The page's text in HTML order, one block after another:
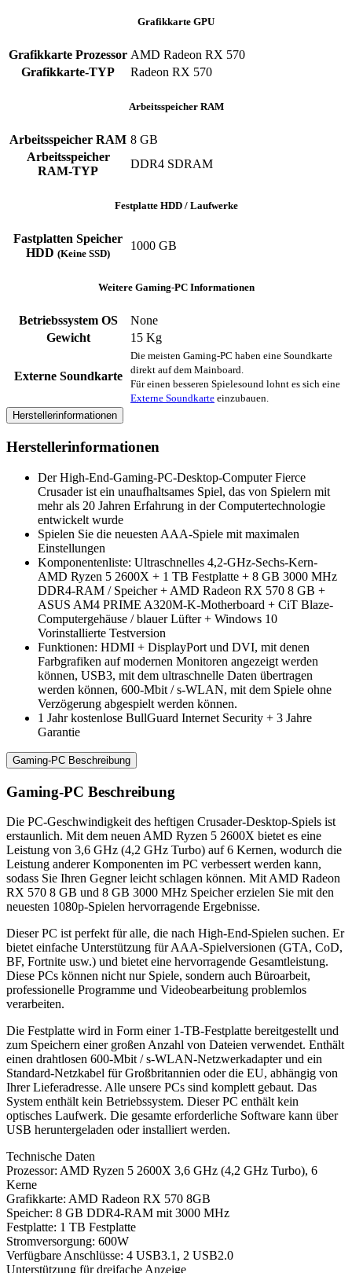
Grafikkarte GPU
Grafikkarte Prozessor AMD Radeon RX 570
Grafikkarte-TYP
Radeon RX 570
Arbeitsspeicher RAM
Arbeitsspeicher RAM 8 GB
Arbeitsspeicher
RAM-TYP
DDR4 SDRAM
Festplatte HDD / Laufwerke
Fastplatten Speicher
HDD (Keine SSD)
1000 GB
Weitere Gaming-PC Informationen
Betriebssystem OS
None
Gewicht
15 Kg
Externe Soundkarte
Die meisten Gaming-PC haben eine Soundkarte
direkt auf dem Mainboard.
Für einen besseren Spielesound lohnt es sich eine
Externe Soundkarte einzubauen.
Herstellerinformationen
Herstellerinformationen
Der High-End-Gaming-PC-Desktop-Computer Fierce
Crusader ist ein unaufhaltsames Spiel, das von Spielern mit
mehr als 20 Jahren Erfahrung in der Computertechnologie
entwickelt wurde
Spielen Sie die neuesten AAA-Spiele mit maximalen
Einstellungen
Komponentenliste: Ultraschnelles 4,2-GHz-Sechs-Kern-
AMD Ryzen 5 2600X + 1 TB Festplatte + 8 GB 3000 MHz
DDR4-RAM / Speicher + AMD Radeon RX 570 8 GB +
ASUS AM4 PRIME A320M-K-Motherboard + CiT Blaze-
Computergehäuse / blauer Lüfter + Windows 10
Vorinstallierte Testversion
Funktionen: HDMI + DisplayPort und DVI, mit denen
Farbgrafiken auf modernen Monitoren angezeigt werden
können, USB3, mit dem ultraschnelle Daten übertragen
werden können, 600-Mbit / s-WLAN, mit dem Spiele ohne
Verzögerung abgespielt werden können.
1 Jahr kostenlose BullGuard Internet Security + 3 Jahre
Garantie
Gaming-PC Beschreibung
Gaming-PC Beschreibung
Die PC-Geschwindigkeit des heftigen Crusader-Desktop-Spiels ist
erstaunlich. Mit dem neuen AMD Ryzen 5 2600X bietet es eine
Leistung von 3,6 GHz (4,2 GHz Turbo) auf 6 Kernen, wodurch die
Leistung anderer Komponenten im PC verbessert werden kann,
sodass Sie Ihren Gegner leicht schlagen können. Mit AMD Radeon
RX 570 8 GB und 8 GB 3000 MHz Speicher erzielen Sie mit den
neuesten 1080p-Spielen hervorragende Ergebnisse.
Dieser PC ist perfekt für alle, die nach High-End-Spielen suchen. Er
bietet einfache Unterstützung für AAA-Spielversionen (GTA, CoD,
BF, Fortnite usw.) und bietet eine hervorragende Gesamtleistung.
Diese PCs können nicht nur Spiele, sondern auch Büroarbeit,
professionelle Programme und Videobearbeitung problemlos
verarbeiten.
Die Festplatte wird in Form einer 1-TB-Festplatte bereitgestellt und
zum Speichern einer großen Anzahl von Dateien verwendet. Enthält
einen drahtlosen 600-Mbit / s-WLAN-Netzwerkadapter und ein
Standard-Netzkabel für Großbritannien oder die EU, abhängig von
Ihrer Lieferadresse. Alle unsere PCs sind komplett gebaut. Das
System enthält kein Betriebssystem. Dieser PC enthält kein
optisches Laufwerk. Die gesamte erforderliche Software kann über
USB heruntergeladen oder installiert werden.
Technische Daten
Prozessor: AMD Ryzen 5 2600X 3,6 GHz (4,2 GHz Turbo), 6
Kerne
Grafikkarte: AMD Radeon RX 570 8GB
Speicher: 8 GB DDR4-RAM mit 3000 MHz
Festplatte: 1 TB Festplatte
Stromversorgung: 600W
Verfügbare Anschlüsse: 4 USB3.1, 2 USB2.0
Unterstützung für dreifache Anzeige